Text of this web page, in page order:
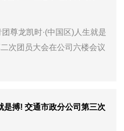
龙凯时·(中国区)人生就是
次团员大会在公司六楼会议
、审议并一致通过了上届
就是搏! 交通市政分公司第三次